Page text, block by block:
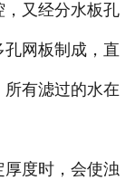
，又经分水板孔
网板制成，直
有滤过的水在
度时，会使浊